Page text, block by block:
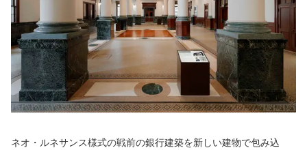
ネオ・ルネサンス様式の戦前の銀行建築を新しい建物で包み込